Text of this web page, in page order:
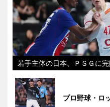
若手主体の日本、ＰＳＧに完
プロ野球・ロ